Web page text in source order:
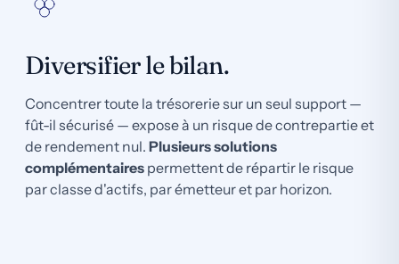
Diversifier le bilan.
Concentrer toute la trésorerie sur un seul support —
fût-il sécurisé — expose à un risque de contrepartie et
de rendement nul. Plusieurs solutions
complémentaires permettent de répartir le risque
par classe d'actifs, par émetteur et par horizon.